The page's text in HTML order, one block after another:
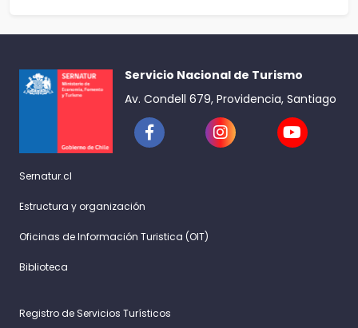
Servicio Nacional de Turismo
Av. Condell 679, Providencia, Santiago
Sernatur.cl
Estructura y organización
Oficinas de Información Turistica (OIT)
Biblioteca
Registro de Servicios Turísticos